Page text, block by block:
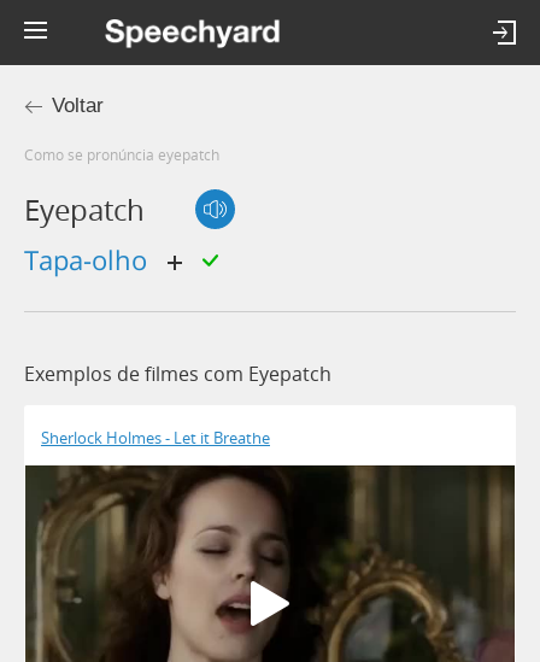
Voltar
Como se pronúncia eyepatch
Eyepatch
tapa-olho
Exemplos de filmes com Eyepatch
Sherlock Holmes - Let it Breathe